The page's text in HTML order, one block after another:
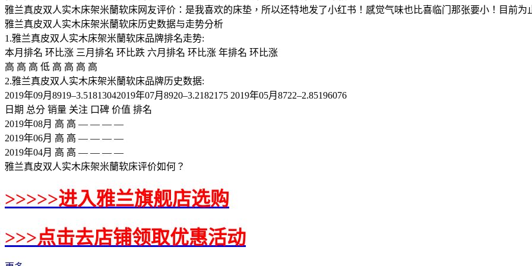
雅兰真皮双人实木床架米蘭软床网友评价：是我喜欢的床垫，所以还特地发了小红书！感觉气味也比喜临门那张要小！目前为
雅兰真皮双人实木床架米蘭软床历史数据与走势分析
1.雅兰真皮双人实木床架米蘭软床品牌排名走势:
本月排名 环比涨 三月排名 环比跌 六月排名 环比涨 年排名 环比涨
高 高 高 低 高 高 高 高
2.雅兰真皮双人实木床架米蘭软床品牌历史数据:
2019年09月8919–3.51813042019年07月8920–3.2182175 2019年05月8722–2.85196076
日期 总分 销量 关注 口碑 价值 排名
2019年08月 高 高 — — — —
2019年06月 高 高 — — — —
2019年04月 高 高 — — — —
雅兰真皮双人实木床架米蘭软床评价如何？
>>>>>进入雅兰旗舰店选购
>>>点击去店铺领取优惠活动